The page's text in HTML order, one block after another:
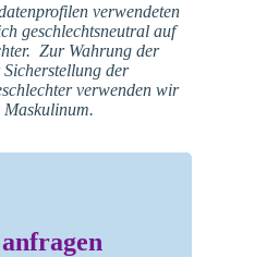
verwendeten
geschlechtsneutral auf
Zur Wahrung der
der
verwenden wir
Maskulinum.